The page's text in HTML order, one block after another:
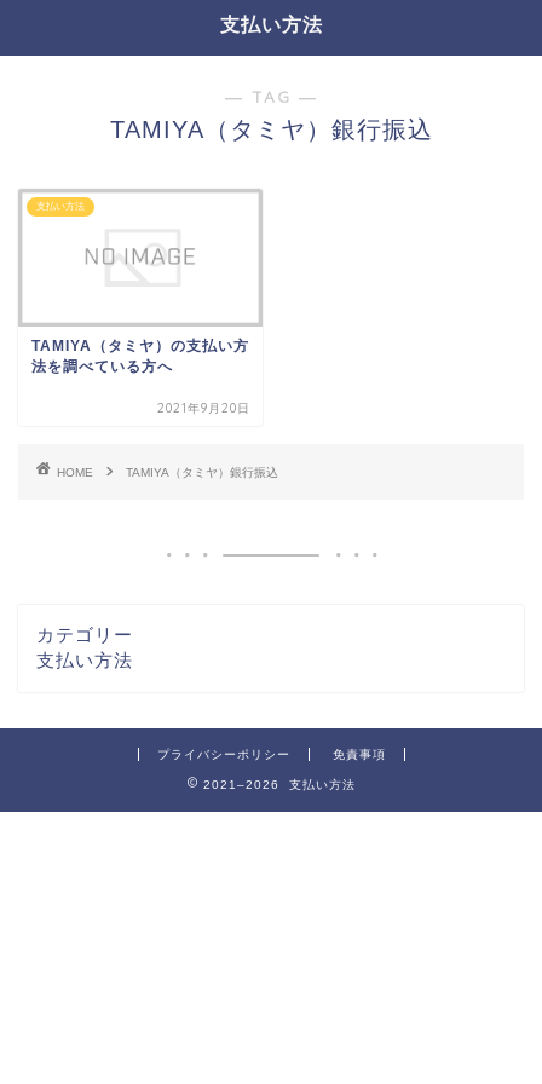
支払い方法
― TAG ―
TAMIYA（タミヤ）銀行振込
支払い方法
TAMIYA（タミヤ）の支払い方
法を調べている方へ
2021年9月20日
HOME TAMIYA（タミヤ）銀行振込
カテゴリー
支払い方法
プライバシーポリシー 免責事項
2021–2026 支払い方法